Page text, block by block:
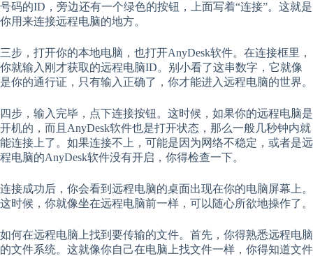
号码的ID，旁边还有一个绿色的按钮，上面写着“连接”。这就是
你用来连接远程电脑的地方。
三步，打开你的本地电脑，也打开AnyDesk软件。在连接框里，
你就输入刚才获取的远程电脑ID。别小看了这串数字，它就像
是你的通行证，只有输入正确了，你才能进入远程电脑的世界。
四步，输入完毕，点下连接按钮。这时候，如果你的远程电脑是
开机的，而且AnyDesk软件也是打开状态，那么一般几秒钟内就
能连接上了。如果连接不上，可能是因为网络不稳定，或者是远
程电脑的AnyDesk软件没有开启，你得检查一下。
连接成功后，你会看到远程电脑的桌面出现在你的电脑屏幕上。
这时候，你就像坐在远程电脑前一样，可以随心所欲地操作了。
如何在远程电脑上找到要传输的文件。首先，你得熟悉远程电脑
的文件系统。这就像你自己在电脑上找文件一样，你得知道文件